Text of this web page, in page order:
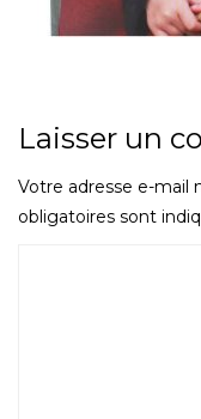
Laisser un
Votre adresse e-mail
obligatoires sont